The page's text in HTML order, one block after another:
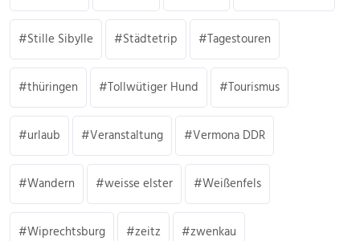
Stille Sibylle Städtetrip Tagestouren
thüringen Tollwütiger Hund Tourismus
urlaub Veranstaltung Vermona DDR
Wandern weisse elster Weißenfels
Wiprechtsburg zeitz zwenkau